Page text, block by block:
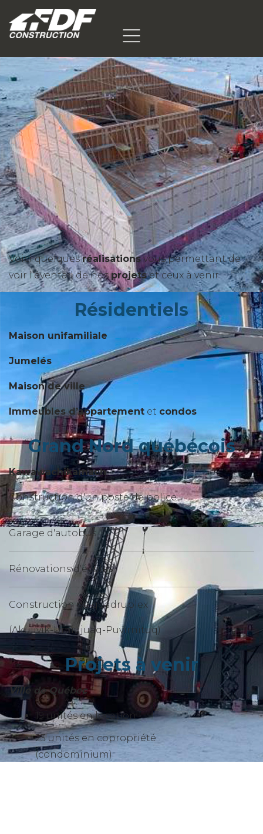
Voici quelquesréalisationsvous permettant de
voir l’éventail de nosprojetset ceux à venir
Résidentiels
Maison unifamiliale
Jumelés
Maison de ville
Immeubles d’appartement et condos
Grand Nord québécois
Kawawachikamach
Construction d'un poste de police
Garage d'autobus
Rénovations d'écoles
Construction de quadruplex
(Akulivik-Umiujuaq-Puvirnituq)
Projets à venir
Ville de Québec
19 unités en location
23 unités en copropriété
(condominium)